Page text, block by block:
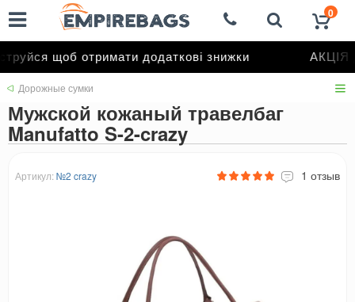
щоб отримати додаткові знижки АКЦІЯ
0
Дорожные сумки
Мужской кожаный травелбаг
Manufatto S-2-crazy
Артикул: №2 crazy 1 отзыв